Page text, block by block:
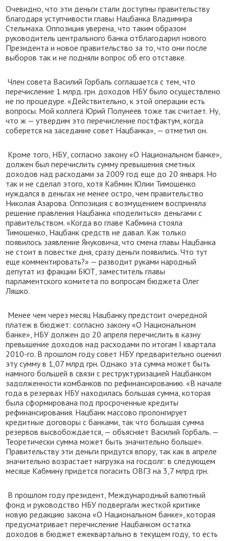
Очевидно, что эти деньги стали доступны правительству
благодаря уступчивости главы Нацбанка Владимира
Стельмаха. Оппозиция уверена, что таким образом
руководитель центрального банка отблагодарил нового
Президента и новое правительство за то, что они после
выборов так и не подняли вопрос об его отставке.
Член совета Василий Горбаль соглашается с тем, что
перечисление 1 млрд. грн. доходов НБУ было осуществлено
не по процедуре. «Действительно, к этой операции есть
вопросы. Мой коллега Юрий Полунеев тоже так считает. Ну,
что ж — утвердим это перечисление постфактум, когда
соберется на заседание совет Нацбанка», — отметил он.
Кроме того, НБУ, согласно закону «О Национальном банке»,
должен был перечислить сумму превышения сметных
доходов над расходами за 2009 год еще до 20 января. Но
так и не сделал этого, хотя Кабмин Юлии Тимошенко
нуждался в деньгах не менее остро, чем правительство
Николая Азарова. Оппозиция с возмущением восприняла
решение правления Нацбанка «поделиться» деньгами с
правительством. «Когда во главе Кабмина стояла
Тимошенко, Нацбанк средств не давал. Как только
появилось заявление Януковича, что смена главы Нацбанка
не стоит в повестке дня, сразу деньги появились. Что тут
еще комментировать?» — разводит руками народный
депутат из фракции БЮТ, заместитель главы
парламентского комитета по вопросам бюджета Олег
Ляшко.
Менее чем через месяц Нацбанку предстоит очередной
платеж в бюджет: согласно закону «О Национальном
банке», НБУ должен до 20 апреля перечислить в казну
превышение доходов над расходами по итогам I квартала
2010-го. В прошлом году совет НБУ предварительно оценил
эту сумму в 1,07 млрд грн. Однако эта сумма может быть
намного большей в связи с реструктуризацией Нацбанком
задолженности комбанков по рефинансированию. «В начале
года в резервах НБУ находилась большая сумма, которая
была сформирована под просроченные кредиты
рефинансирования. Нацбанк массово пролонгирует
кредитные договоры с банками, так что большая сумма
резервов высвобождается, — объясняет Василий Горбаль. —
Теоретически сумма может быть значительно больше».
Правительству эти деньги придутся впору, так как в апреле
значительно возрастает нагрузка на госдолг: в следующем
месяце Кабмину придется погасить ОВГЗ на 3,7 млрд грн.
В прошлом году президент, Международный валютный
фонд и руководство НБУ подвергали жесткой критике
новую редакцию закона «О Национальном банке», которая
предусматривает перечисление Нацбанком остатка
доходов в бюджет ежеквартально в текущем году, то есть